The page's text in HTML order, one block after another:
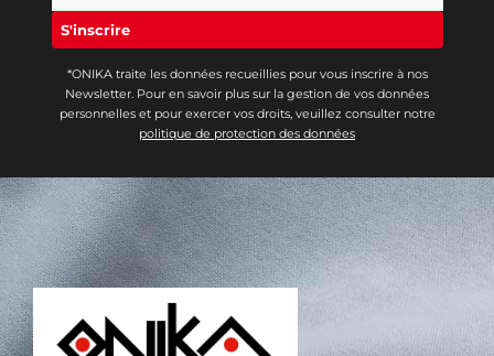
*ONIKA traite les données recueillies pour vous inscrire à nos
Newsletter. Pour en savoir plus sur la gestion de vos données
personnelles et pour exercer vos droits, veuillez consulter notre
politique de protection des données